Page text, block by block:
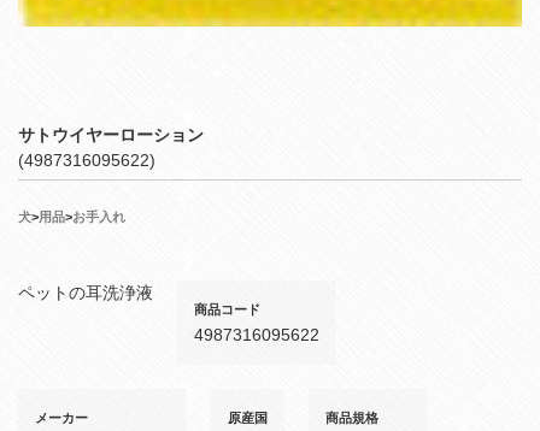
サトウイヤーローション
(4987316095622)
犬>用品>お手入れ
ペットの耳洗浄液
商品コード
4987316095622
メーカー 原産国 商品規格